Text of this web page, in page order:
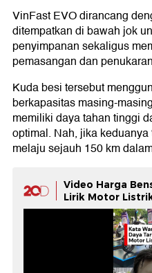
VinFast EVO dirancang
ditempatkan di bawah jok
penyimpanan sekaligus
pemasangan dan
Kuda besi tersebut
berkapasitas masing-
memiliki daya tahan tinggi
optimal. Nah, jika
melaju sejauh 150 km
Video Harga
Lirik Motor